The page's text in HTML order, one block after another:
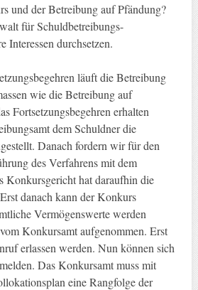
und der Betreibung auf Pfändung?
für Schuldbetreibungs-
Interessen durchsetzen.
läuft die Betreibung
wie die Betreibung auf
Fortsetzungsbegehren erhalten
dem Schuldner die
Danach fordern wir für den
des Verfahrens mit dem
Konkursgericht hat daraufhin die
danach kann der Konkurs
Vermögenswerte werden
Konkursamt aufgenommen. Erst
erlassen werden. Nun können sich
Das Konkursamt muss mit
eine Rangfolge der